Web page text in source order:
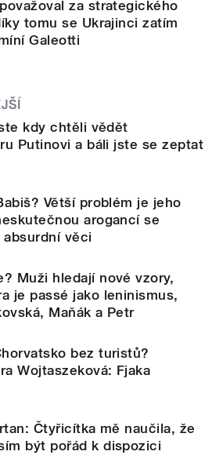
za strategického
tomu se Ukrajinci zatím
Galeotti
kdy chtěli vědět
Putinovi a báli jste se zeptat
Větší problém je jeho
arogancí se
absurdní věci
Muži hledají nové vzory,
je passé jako leninismus,
Maňák a Petr
bez turistů?
Wojtaszeková: Fjaka
Čtyřicítka mě naučila, že
být pořád k dispozici